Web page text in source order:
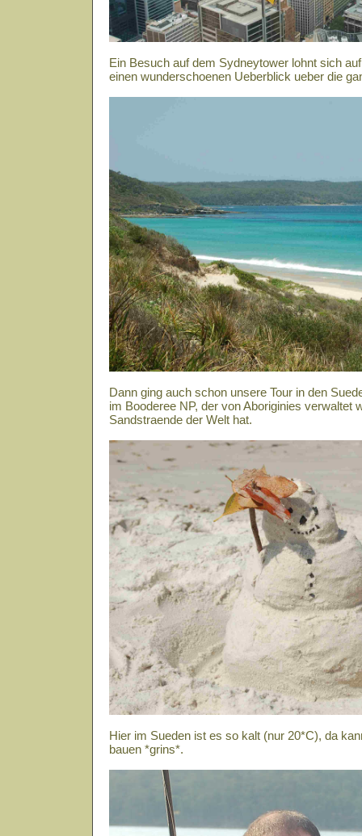
Ein Besuch auf dem Sydneytower lohnt sich
einen wunderschoenen Ueberblick ueber die
Dann ging auch schon unsere Tour in den
im Booderee NP, der von Aboriginies verwaltet
Sandstraende der Welt hat.
Hier im Sueden ist es so kalt (nur 20*C), da
bauen *grins*.